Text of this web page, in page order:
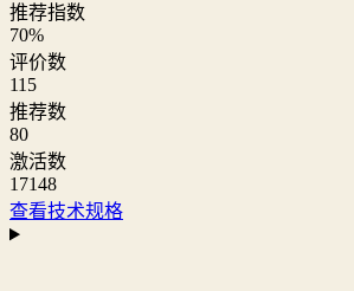
推荐指数
70%
评价数
115
推荐数
80
激活数
17148
查看技术规格